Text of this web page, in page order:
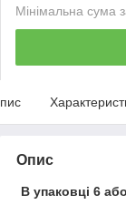
Мінімальна сума
Опис
В упаковці 6